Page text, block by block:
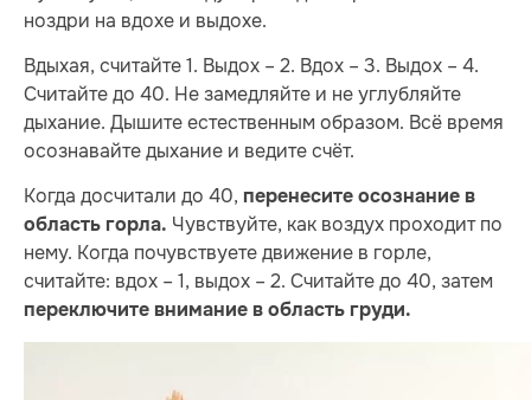
ноздри на вдохе и выдохе.
Вдыхая, считайте 1. Выдох – 2. Вдох – 3. Выдох – 4.
Считайте до 40. Не замедляйте и не углубляйте
дыхание. Дышите естественным образом. Всё время
осознавайте дыхание и ведите счёт.
Когда досчитали до 40, перенесите осознание в
область горла. Чувствуйте, как воздух проходит по
нему. Когда почувствуете движение в горле,
считайте: вдох – 1, выдох – 2. Считайте до 40, затем
переключите внимание в область груди.